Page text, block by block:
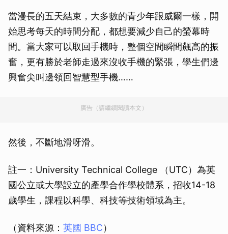
當漫長的五天結束，大多數的青少年跟威爾一樣，開
始思考每天的時間分配，都想要減少自己的螢幕時
間。當大家可以取回手機時，整個空間瞬間飆高的振
奮，更有勝於老師走過來沒收手機的緊張，學生們邊
興奮尖叫邊領回智慧型手機……
廣告（請繼續閱讀本文）
然後，不斷地滑呀滑。
註一：University Technical College （UTC）為英
國公立或大學設立的產學合作學校體系，招收14-18
歲學生，課程以科學、科技等技術領域為主。
（資料來源： 英國 BBC）